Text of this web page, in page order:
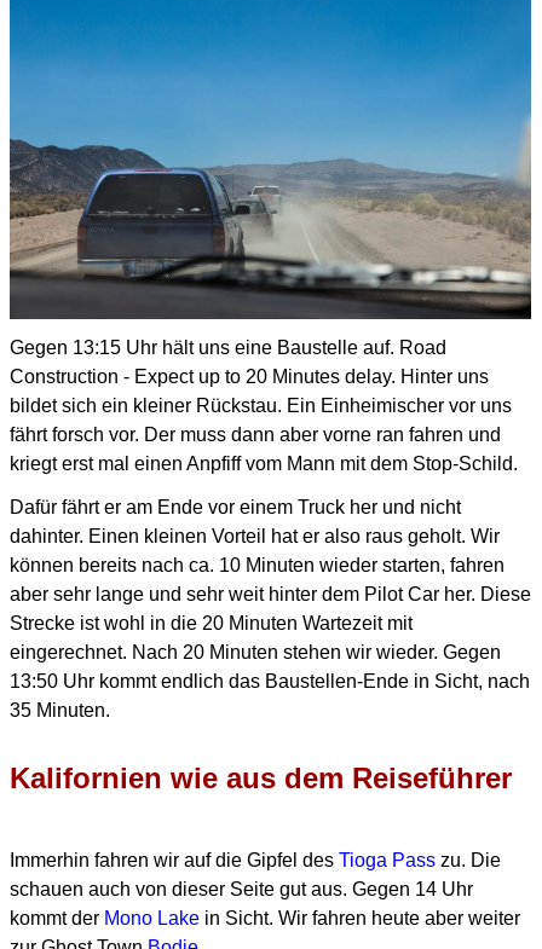
Gegen 13:15 Uhr hält uns eine Baustelle auf. Road
Construction - Expect up to 20 Minutes delay. Hinter uns
bildet sich ein kleiner Rückstau. Ein Einheimischer vor uns
fährt forsch vor. Der muss dann aber vorne ran fahren und
kriegt erst mal einen Anpfiff vom Mann mit dem Stop-Schild.
Dafür fährt er am Ende vor einem Truck her und nicht
dahinter. Einen kleinen Vorteil hat er also raus geholt. Wir
können bereits nach ca. 10 Minuten wieder starten, fahren
aber sehr lange und sehr weit hinter dem Pilot Car her. Diese
Strecke ist wohl in die 20 Minuten Wartezeit mit
eingerechnet. Nach 20 Minuten stehen wir wieder. Gegen
13:50 Uhr kommt endlich das Baustellen-Ende in Sicht, nach
35 Minuten.
Kalifornien wie aus dem Reiseführer
Immerhin fahren wir auf die Gipfel des Tioga Pass zu. Die
schauen auch von dieser Seite gut aus. Gegen 14 Uhr
kommt der Mono Lake in Sicht. Wir fahren heute aber weiter